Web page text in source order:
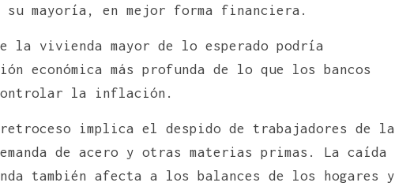
mayoría, en mejor forma financiera.
la vivienda mayor de lo esperado podría
económica más profunda de lo que los bancos
la inflación.
implica el despido de trabajadores de la
de acero y otras materias primas. La caída
también afecta a los balances de los hogares y